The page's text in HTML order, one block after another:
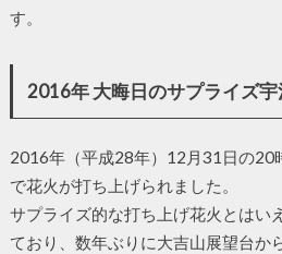
す。
2016年 大晦日のサプライズ宇
2016年（平成28年）12月31日の20
で花火が打ち上げられました。
サプライズ的な打ち上げ花火とはい
ており、数年ぶりに大吉山展望台か